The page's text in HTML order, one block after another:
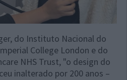
do Instituto Nacional do
College London e do
NHS Trust, "o design do
inalterado por 200 anos –